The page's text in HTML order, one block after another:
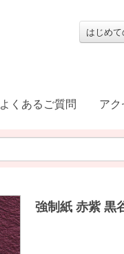
はじめ
よくあるご質問 アク
強制紙 赤紫 黒